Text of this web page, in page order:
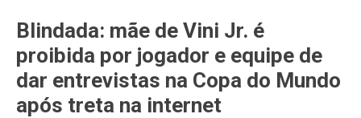
Blindada: mãe de Vini Jr. é
proibida por jogador e equipe de
dar entrevistas na Copa do Mundo
após treta na internet